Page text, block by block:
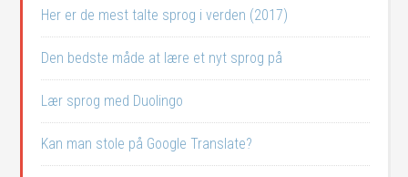
Her er de mest talte sprog i verden (2017)
Den bedste måde at lære et nyt sprog på
Lær sprog med Duolingo
Kan man stole på Google Translate?